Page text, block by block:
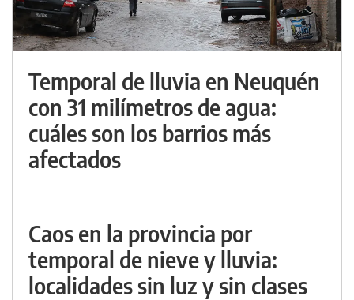
Temporal de lluvia en Neuquén
con 31 milímetros de agua:
cuáles son los barrios más
afectados
Caos en la provincia por
temporal de nieve y lluvia:
localidades sin luz y sin clases